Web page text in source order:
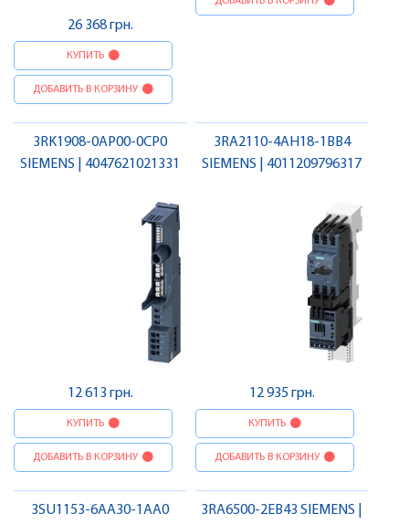
26 368 грн.
КУПИТЬ
ДОБАВИТЬ В КОРЗИНУ
3RK1908-0AP00-0CP0
SIEMENS | 4047621021331
12 613 грн.
КУПИТЬ
ДОБАВИТЬ В КОРЗИНУ
3RA2110-4AH18-1BB4
SIEMENS | 4011209796317
12 935 грн.
КУПИТЬ
ДОБАВИТЬ В КОРЗИНУ
3SU1153-6AA30-1AA0
3RA6500-2EB43 SIEMENS |